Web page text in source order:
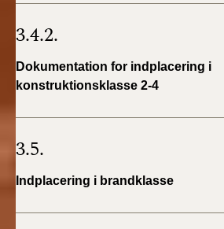
3.4.2.
Dokumentation for indplacering i
konstruktionsklasse 2-4
3.5.
Indplacering i brandklasse